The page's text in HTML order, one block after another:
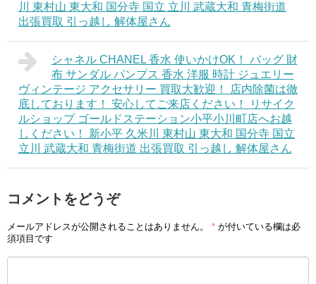
川 東村山 東大和 国分寺 国立 立川 武蔵大和 青梅街道
出張買取 引っ越し 解体屋さん
シャネル CHANEL 香水 使いかけOK！ バッグ 財
布 サンダル パンプス 香水 洋服 時計 ジュエリー
ヴィンテージ アクセサリー 買取大歓迎！ 店内除菌は徹
底しております！ 安心してご来店ください！ リサイク
ルショップ ゴールドステーション小平小川町店へお越
しください！ 新小平 久米川 東村山 東大和 国分寺 国立
立川 武蔵大和 青梅街道 出張買取 引っ越し 解体屋さん
コメントをどうぞ
メールアドレスが公開されることはありません。 * が付いている欄は必
須項目です